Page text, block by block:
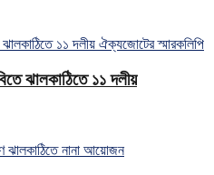
ঝালকাঠিতে ১১ দলীয়